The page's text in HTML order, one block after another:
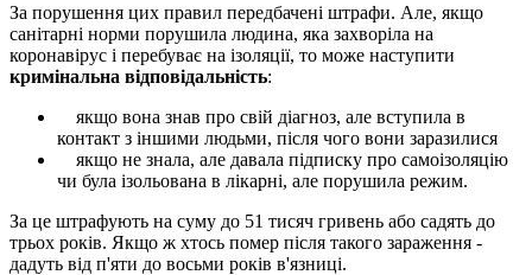
За порушення цих правил передбачені штрафи. Але, якщо
санітарні норми порушила людина, яка захворіла на
коронавірус і перебуває на ізоляції, то може наступити
кримінальна відповідальність:
якщо вона знав про свій діагноз, але вступила в
контакт з іншими людьми, після чого вони заразилися
якщо не знала, але давала підписку про самоізоляцію
чи була ізольована в лікарні, але порушила режим.
За це штрафують на суму до 51 тисяч гривень або садять до
трьох років. Якщо ж хтось помер після такого зараження -
дадуть від п'яти до восьми років в'язниці.